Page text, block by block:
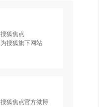
搜狐焦点
为搜狐旗下网站
搜狐焦点官方微博